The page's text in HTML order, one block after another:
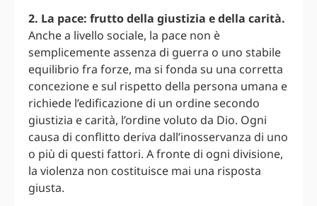
2. La pace: frutto della giustizia e della carità.
Anche a livello sociale, la pace non è
semplicemente assenza di guerra o uno stabile
equilibrio fra forze, ma si fonda su una corretta
concezione e sul rispetto della persona umana e
richiede l’edificazione di un ordine secondo
giustizia e carità, l’ordine voluto da Dio. Ogni
causa di conflitto deriva dall’inosservanza di uno
o più di questi fattori. A fronte di ogni divisione,
la violenza non costituisce mai una risposta
giusta.